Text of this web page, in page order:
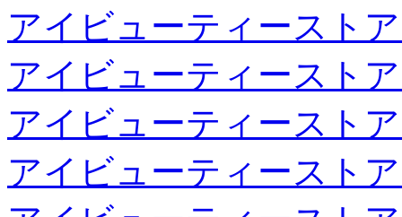
アイビューティースト
アイビューティースト
アイビューティースト
アイビューティースト